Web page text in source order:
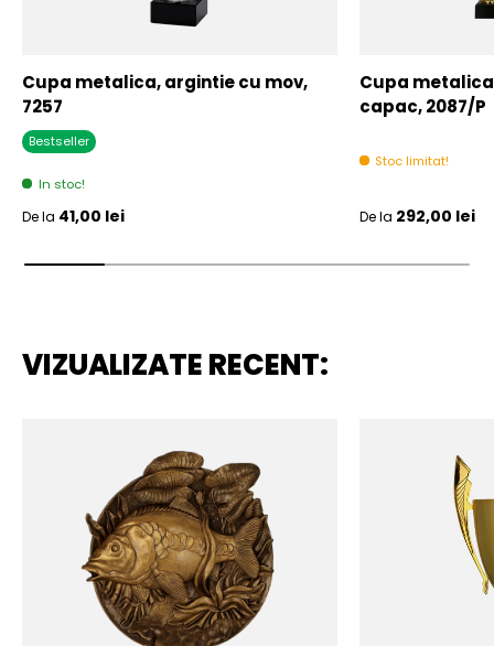
Cupa metalica, argintie cu mov,
7257
Bestseller
In stoc!
Pret initial
De la 41,00 lei
Cupa
capac, 2087/P
Stoc limitat!
Pret initial
De la 292,00 lei
VIZUALIZATE RECENT: